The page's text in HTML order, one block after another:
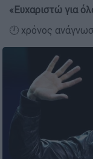
«Ευχαριστώ για
🕛 χρόνος